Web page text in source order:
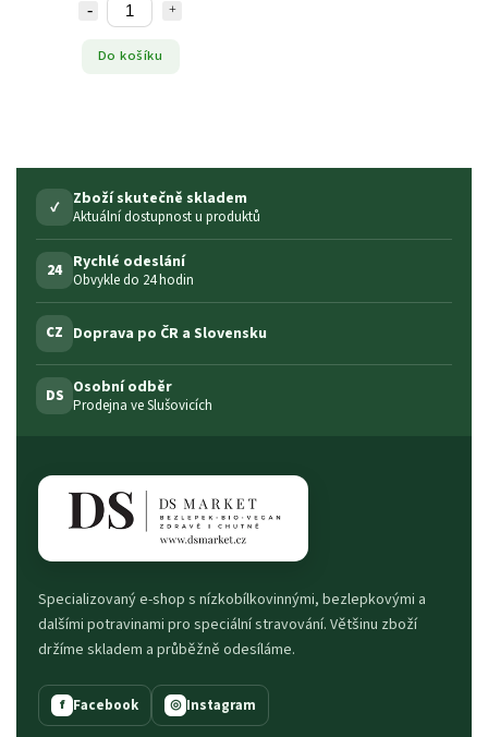
Do košíku
✓ Zboží skutečně skladem
Aktuální dostupnost u produktů
24 Rychlé odeslání
Obvykle do 24 hodin
CZ Doprava po ČR a Slovensku
DS Osobní odběr
Prodejna ve Slušovicích
Specializovaný e-shop s nízkobílkovinnými, bezlepkovými a
dalšími potravinami pro speciální stravování. Většinu zboží
držíme skladem a průběžně odesíláme.
f Facebook ◎ Instagram